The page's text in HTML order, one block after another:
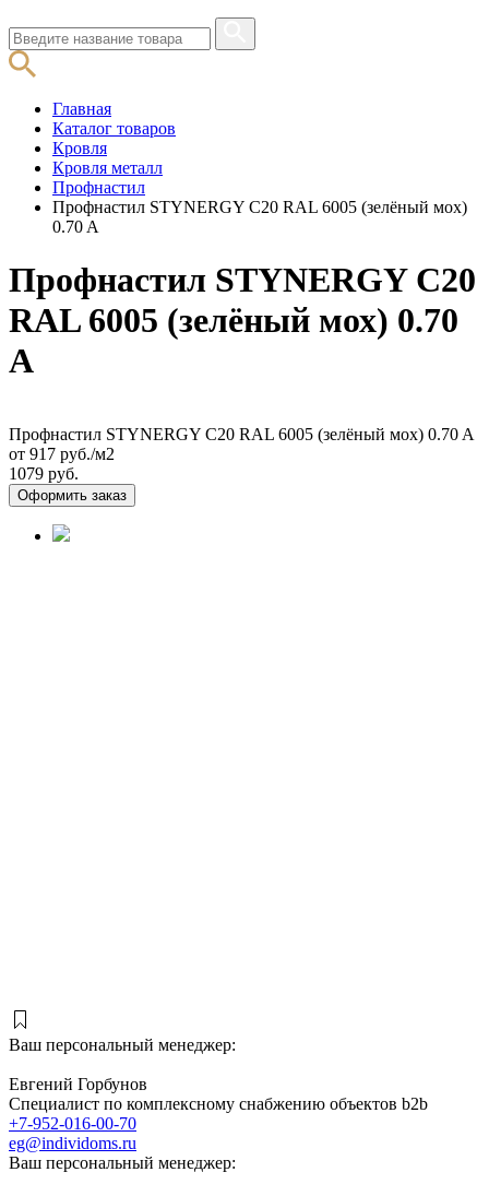
Главная
Каталог товаров
Кровля
Кровля металл
Профнастил
Профнастил STYNERGY С20 RAL 6005 (зелёный мох)
0.70 A
Профнастил STYNERGY С20
RAL 6005 (зелёный мох) 0.70
A
Профнастил STYNERGY С20 RAL 6005 (зелёный мох) 0.70 A
от 917 руб./м2
1079 руб.
Оформить заказ
Ваш персональный менеджер:
Евгений Горбунов
Специалист по комплексному снабжению объектов b2b
+7-952-016-00-70
eg@individoms.ru
Ваш персональный менеджер: